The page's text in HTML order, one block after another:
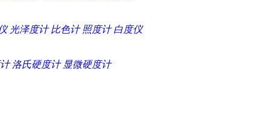
光泽度计 比色计 照度计 白度仪
洛氏硬度计 显微硬度计